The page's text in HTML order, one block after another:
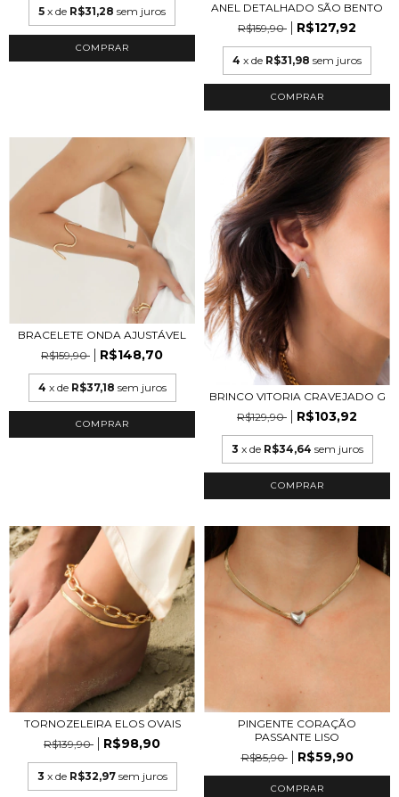
5 x de R$31,28 sem juros
COMPRAR
ANEL DETALHADO SÃO BENTO
R$159,90
R$127,92
4 x de R$31,98 sem juros
COMPRAR
BRACELETE ONDA AJUSTÁVEL
R$159,90
R$148,70
4 x de R$37,18 sem juros
COMPRAR
BRINCO VITORIA CRAVEJADO G
R$129,90
R$103,92
3 x de R$34,64 sem juros
COMPRAR
TORNOZELEIRA ELOS OVAIS
R$139,90
R$98,90
3 x de R$32,97 sem juros
PINGENTE CORAÇÃO
PASSANTE LISO
R$85,90
R$59,90
COMPRAR